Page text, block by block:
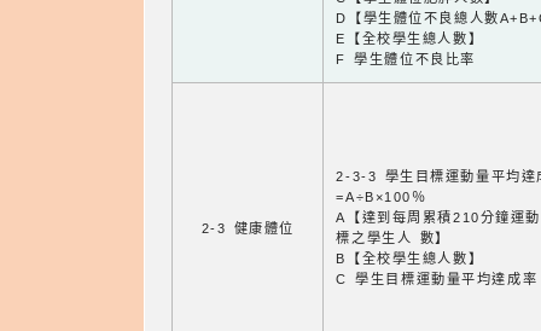
D【學生體位不良總人數
E【全校學生總人數】
F 學生體位不良比率
2-3 健康體位
2-3-3 學生目標運動量平均達
=A÷B×100％
A【達到每周累積210分鐘運
標之學生人 數】
B【全校學生總人數】
C 學生目標運動量平均達成率